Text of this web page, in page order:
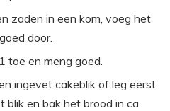
zaden in een kom, voeg het
door.
toe en meng goed.
ingevet cakeblik of leg eerst
blik en bak het brood in ca.